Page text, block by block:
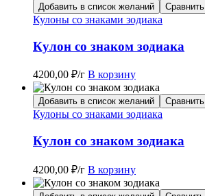
Добавить в список желаний Сравнить
Кулоны со знаками зодиака
Кулон со знаком зодиака
4200,00 ₽/г В корзину
Добавить в список желаний Сравнить
Кулоны со знаками зодиака
Кулон со знаком зодиака
4200,00 ₽/г В корзину